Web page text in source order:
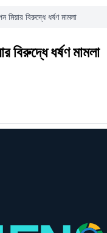
মিয়ার বিরুদ্ধে ধর্ষণ মামলা
বিরুদ্ধে ধর্ষণ মামলা